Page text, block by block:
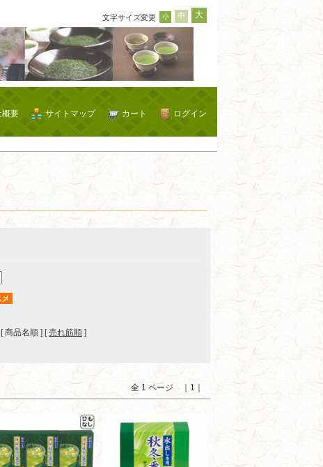
文字サイズ変更 小 中 大
ログイン
カート
サイトマップ
概要
商品名順 ] [売れ筋順 ]
全 1 ページ ｜1｜